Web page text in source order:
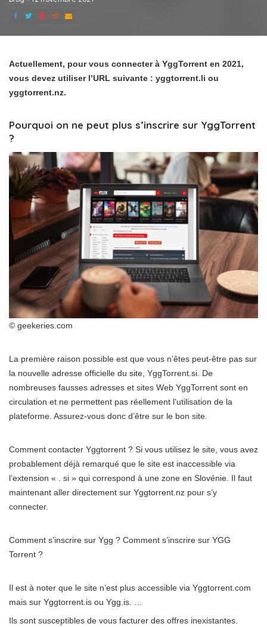
Actuellement, pour vous connecter à YggTorrent en 2021,
vous devez utiliser l’URL suivante : yggtorrent.li ou
yggtorrent.nz.
Pourquoi on ne peut plus s’inscrire sur YggTorrent
?
© geekeries.com
La première raison possible est que vous n’êtes peut-être pas sur
la nouvelle adresse officielle du site, YggTorrent.si. De
nombreuses fausses adresses et sites Web YggTorrent sont en
circulation et ne permettent pas réellement l’utilisation de la
plateforme. Assurez-vous donc d’être sur le bon site.
Comment contacter Yggtorrent ? Si vous utilisez le site, vous avez
probablement déjà remarqué que le site est inaccessible via
l’extension « . si » qui correspond à une zone en Slovénie. Il faut
maintenant aller directement sur Yggtorrent.nz pour s’y
connecter.
Comment s’inscrire sur Ygg ? Comment s’inscrire sur YGG
Torrent ?
Il est à noter que le site n’est plus accessible via Yggtorrent.com
mais sur Yggtorrent.is ou Ygg.is. …
Ils sont susceptibles de vous facturer des offres inexistantes.